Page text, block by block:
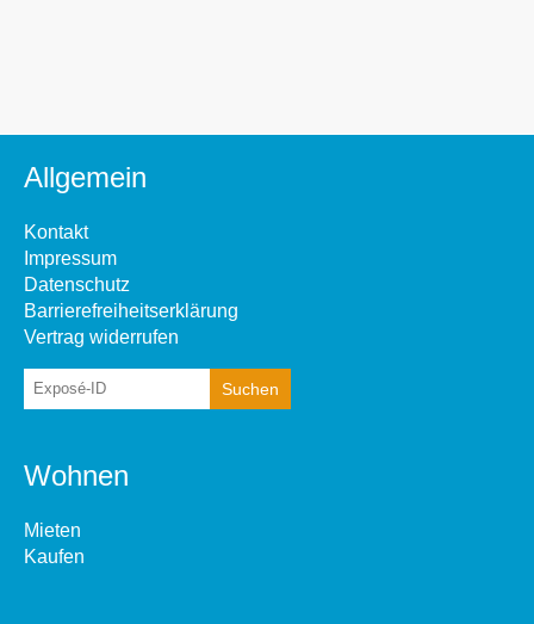
Allgemein
Kontakt
Impressum
Datenschutz
Barrierefreiheitserklärung
Vertrag widerrufen
Wohnen
Mieten
Kaufen